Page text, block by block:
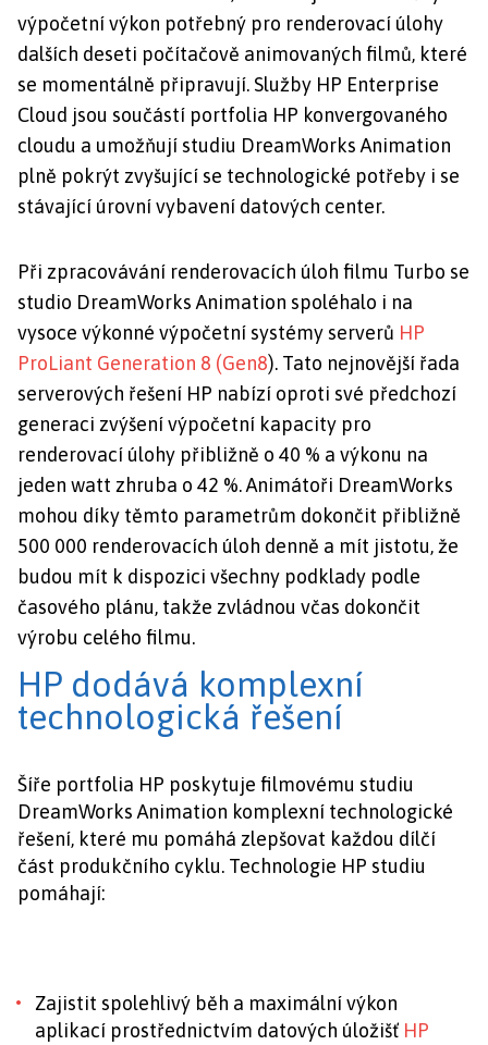
výpočetní výkon potřebný pro renderovací úlohy
dalších deseti počítačově animovaných filmů, které
se momentálně připravují. Služby HP Enterprise
Cloud jsou součástí portfolia HP konvergovaného
cloudu a umožňují studiu DreamWorks Animation
plně pokrýt zvyšující se technologické potřeby i se
stávající úrovní vybavení datových center.
Při zpracovávání renderovacích úloh filmu Turbo se
studio DreamWorks Animation spoléhalo i na
vysoce výkonné výpočetní systémy serverů HP
ProLiant Generation 8 (Gen8). Tato nejnovější řada
serverových řešení HP nabízí oproti své předchozí
generaci zvýšení výpočetní kapacity pro
renderovací úlohy přibližně o 40 % a výkonu na
jeden watt zhruba o 42 %.Animátoři DreamWorks
mohou díky těmto parametrům dokončit přibližně
500 000 renderovacích úloh denně a mít jistotu, že
budou mít k dispozici všechny podklady podle
časového plánu, takže zvládnou včas dokončit
výrobu celého filmu.
HP dodává komplexní
technologická řešení
Šíře portfolia HP poskytuje filmovému studiu
DreamWorks Animation komplexní technologické
řešení, které mu pomáhá zlepšovat každou dílčí
část produkčního cyklu. Technologie HP studiu
pomáhají:
Zajistit spolehlivý běh a maximální výkon
aplikací prostřednictvím datových úložišť HP